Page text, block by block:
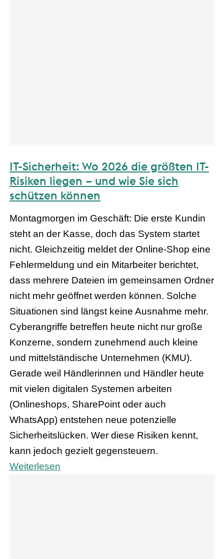
IT-Sicherheit: Wo 2026 die größten IT-
Risiken liegen – und wie Sie sich
schützen können
Montagmorgen im Geschäft: Die erste Kundin
steht an der Kasse, doch das System startet
nicht. Gleichzeitig meldet der Online-Shop eine
Fehlermeldung und ein Mitarbeiter berichtet,
dass mehrere Dateien im gemeinsamen Ordner
nicht mehr geöffnet werden können. Solche
Situationen sind längst keine Ausnahme mehr.
Cyberangriffe betreffen heute nicht nur große
Konzerne, sondern zunehmend auch kleine
und mittelständische Unternehmen (KMU).
Gerade weil Händlerinnen und Händler heute
mit vielen digitalen Systemen arbeiten
(Onlineshops, SharePoint oder auch
WhatsApp) entstehen neue potenzielle
Sicherheitslücken. Wer diese Risiken kennt,
kann jedoch gezielt gegensteuern.
Weiterlesen